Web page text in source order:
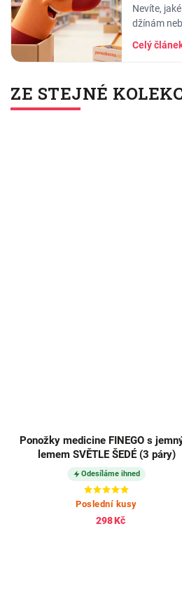
Nevíte,
džínám
i délku.
Celý
ZE STEJNÉ
medicine FINEGO s jemným
SVĚTLE ŠEDÉ (3 páry)
Odesíláme ihned
Poslední kusy